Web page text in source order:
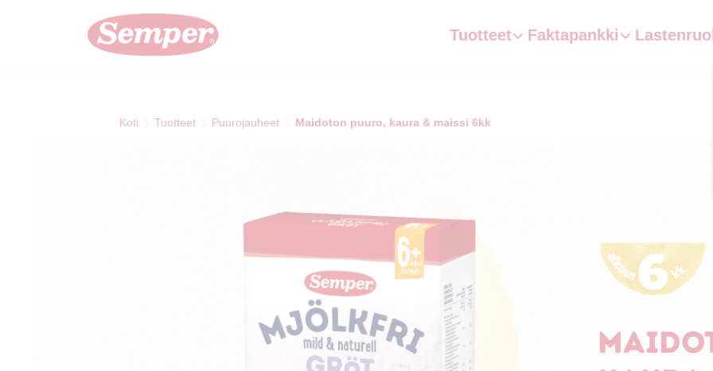
Skip to main content
Tuotteet Faktapankki
Koti Tuotteet Puurojauheet Maidoton puuro, kaura & maissi 6kk